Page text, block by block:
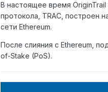
В настоящее время OriginTrail
протокола, TRAC, построен
сети Ethereum.
После слияния с Ethereum,
of-Stake (PoS).